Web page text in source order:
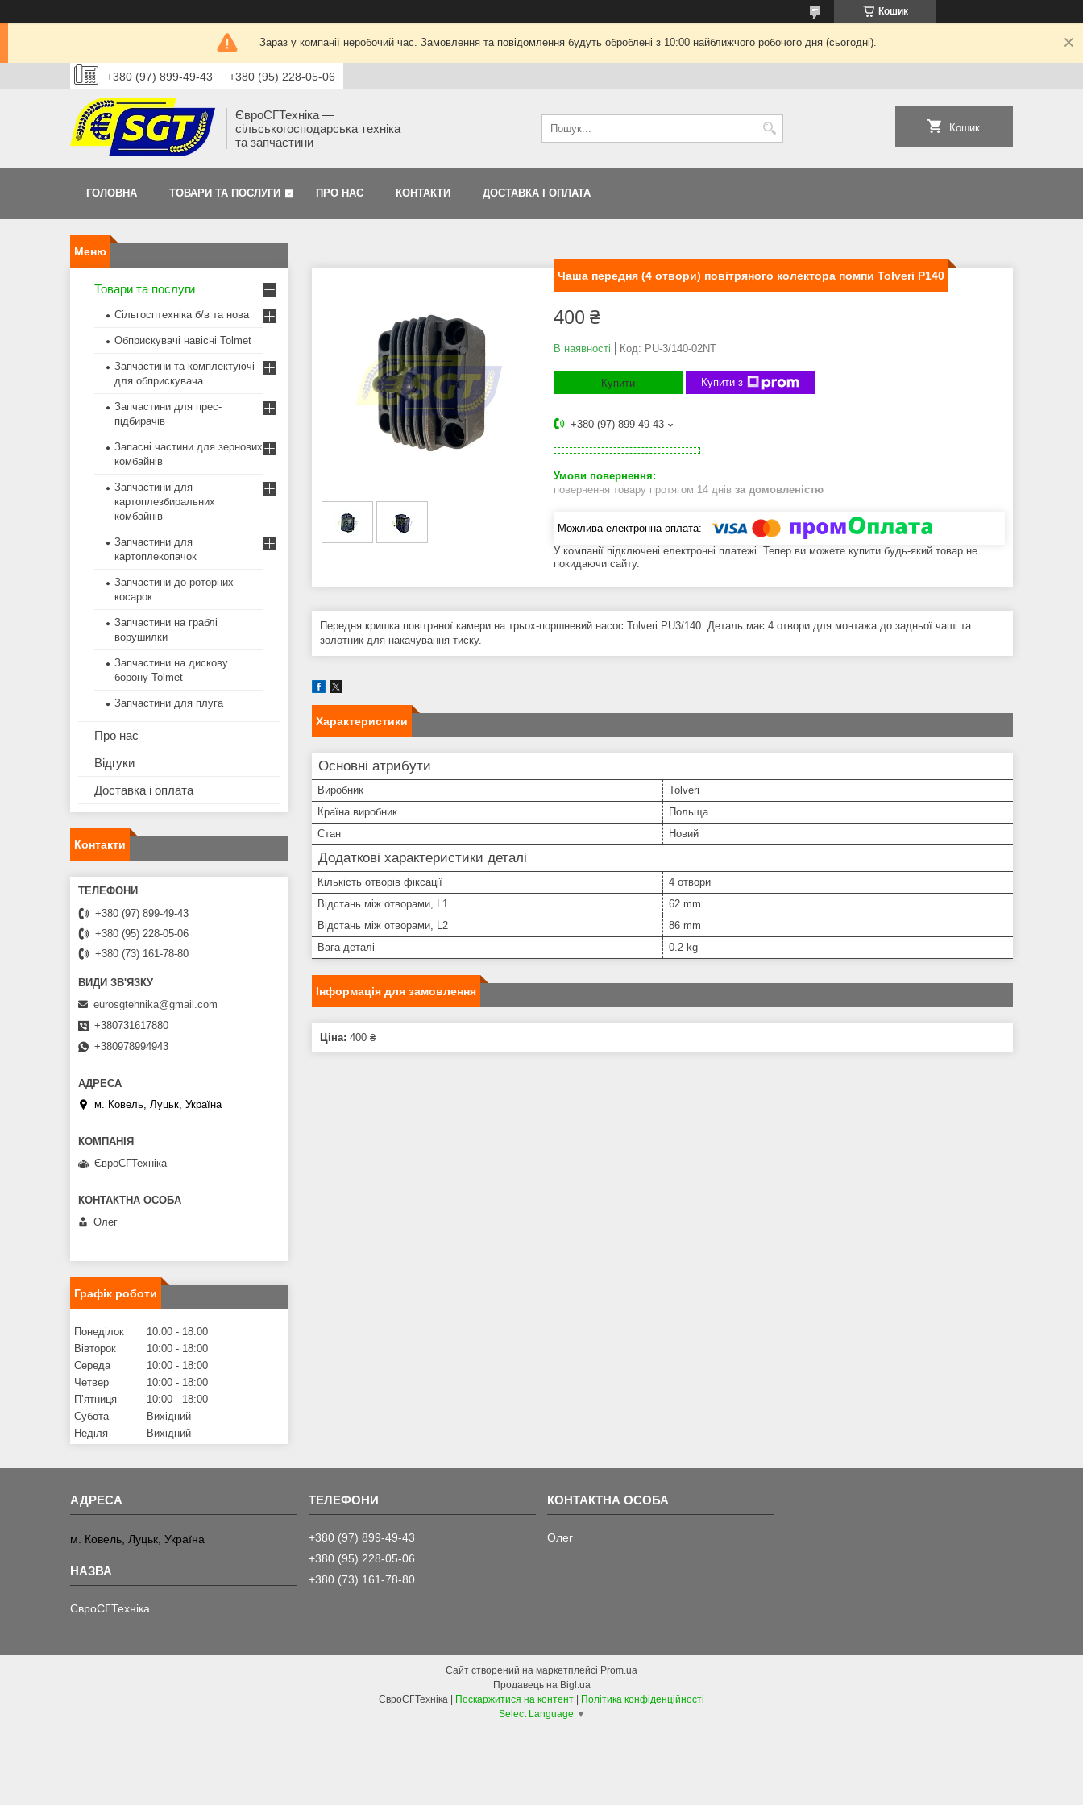
Кошик
Зараз у компанії неробочий час. Замовлення та повідомлення будуть оброблені з 10:00 найближчого робочого дня (сьогодні).
+380 (97) 899-49-43 +380 (95) 228-05-06
ЄвроСГТехніка —
сільськогосподарська техніка
та запчастини
Кошик
ГОЛОВНА ТОВАРИ ТА ПОСЛУГИ ПРО НАС КОНТАКТИ ДОСТАВКА І ОПЛАТА
Чаша передня (4 отвори) повітряного колектора помпи Tolveri P140
400 ₴
В наявності Код: PU-3/140-02NT
Купити Купити з
+380 (97) 899-49-43
повернення товару протягом 14 днів за домовленістю
У компанії підключені електронні платежі. Тепер ви можете купити будь-який товар не
покидаючи сайту.
Передня кришка повітряної камери на трьох-поршневий насос Tolveri PU3/140. Деталь має 4 отвори для монтажа до задньої чаші та
золотник для накачування тиску.
Характеристики
Основні атрибути
Виробник
Tolveri
Країна виробник
Польща
Стан
Новий
Додаткові характеристики деталі
Кількість отворів фіксації
4 отвори
Відстань між отворами, L1
62 mm
Відстань між отворами, L2
86 mm
Вага деталі
0.2 kg
Інформація для замовлення
Ціна: 400 ₴
Товари та послуги
Сільгосптехніка б/в та нова
Обприскувачі навісні Tolmet
Запчастини та комплектуючі
для обприскувача
Запчастини для прес-
підбирачів
Запасні частини для зернових
комбайнів
Запчастини для
картоплезбиральних
комбайнів
Запчастини для
картоплекопачок
Запчастини до роторних
косарок
Запчастини на граблі
ворушилки
Запчастини на дискову
борону Tolmet
Запчастини для плуга
Про нас
Відгуки
Доставка і оплата
Контакти
+380 (97) 899-49-43
+380 (95) 228-05-06
+380 (73) 161-78-80
eurosgtehnika@gmail.com
+380731617880
+380978994943
м. Ковель, Луцьк, Україна
ЄвроСГТехніка
Олег
Графік роботи
Понеділок 10:00
18:00
Вівторок
10:00
18:00
Середа
10:00
18:00
Четвер
10:00
18:00
Пʼятниця
10:00
18:00
Субота
Вихідний
Неділя
Вихідний
м. Ковель, Луцьк, Україна
ЄвроСГТехніка
+380 (97) 899-49-43
+380 (95) 228-05-06
+380 (73) 161-78-80
Олег
Сайт створений на маркетплейсі Prom.ua
Продавець на Bigl.ua
ЄвроСГТехніка | Поскаржитися на контент | Політика конфіденційності
Select Language ▼